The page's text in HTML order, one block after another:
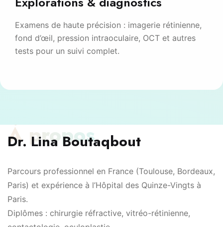
Examens de haute précision : imagerie rétinienne,
fond d’œil, pression intraoculaire, OCT et autres
tests pour un suivi complet.
À propos
Dr. Lina Boutaqbout
Parcours professionnel en France (Toulouse, Bordeaux,
Paris) et expérience à l’Hôpital des Quinze-Vingts à
Paris.
Diplômes : chirurgie réfractive, vitréo-rétinienne,